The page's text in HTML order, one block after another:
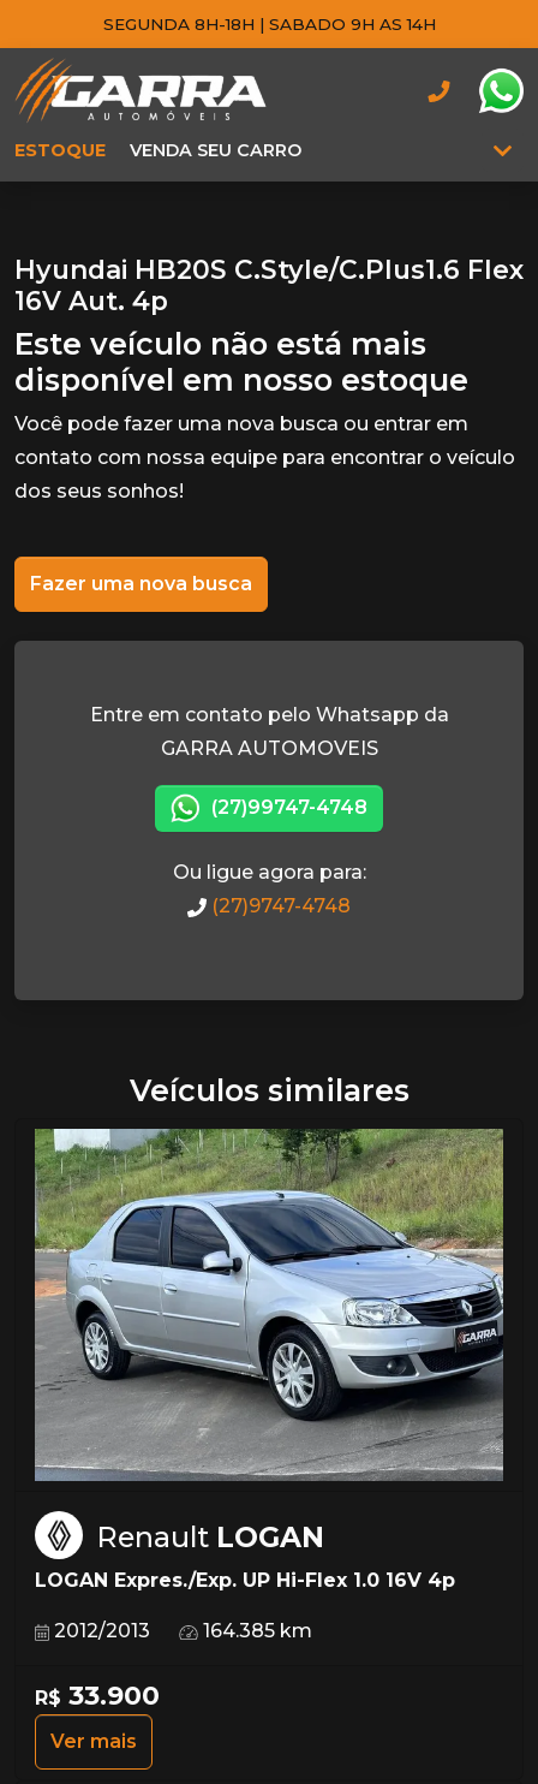
SEGUNDA 8H-18H | SABADO 9H AS 14H
ESTOQUE VENDA SEU CARRO
Hyundai HB20S C.Style/C.Plus1.6 Flex
16V Aut. 4p
Este veículo não está mais
disponível em nosso estoque
Você pode fazer uma nova busca ou entrar em
contato com nossa equipe para encontrar o veículo
dos seus sonhos!
Fazer uma nova busca
Entre em contato pelo Whatsapp da
GARRA AUTOMOVEIS
(27)99747-4748
Ou ligue agora para:
(27)9747-4748
Veículos similares
Renault LOGAN
LOGAN Expres./Exp. UP Hi-Flex 1.0 16V 4p
2012/2013 164.385 km
R$ 33.900
Ver mais